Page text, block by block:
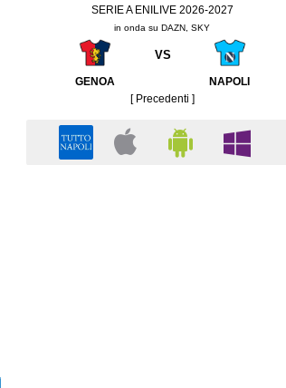
SERIE A ENILIVE 2026-2027
in onda su DAZN, SKY
VS
GENOA
NAPOLI
[ Precedenti ]